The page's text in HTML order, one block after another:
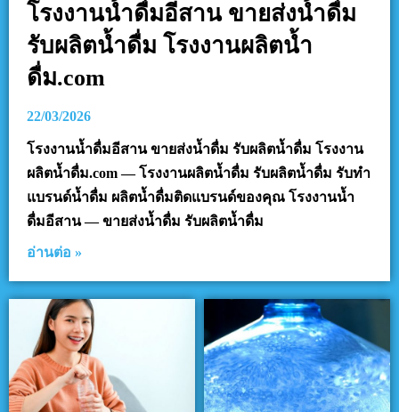
โรงงานน้ำดื่มอีสาน ขายส่งน้ำดื่ม
รับผลิตน้ำดื่ม โรงงานผลิตน้ำ
ดื่ม.com
22/03/2026
โรงงานน้ำดื่มอีสาน ขายส่งน้ำดื่ม รับผลิตน้ำดื่ม โรงงาน
ผลิตน้ำดื่ม.com — โรงงานผลิตน้ำดื่ม รับผลิตน้ำดื่ม รับทำ
แบรนด์น้ำดื่ม ผลิตน้ำดื่มติดแบรนด์ของคุณ โรงงานน้ำ
ดื่มอีสาน — ขายส่งน้ำดื่ม รับผลิตน้ำดื่ม
อ่านต่อ »